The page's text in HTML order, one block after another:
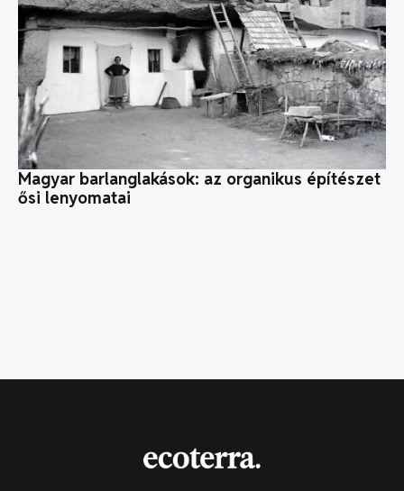
Magyar barlanglakások: az organikus építészet
ősi lenyomatai